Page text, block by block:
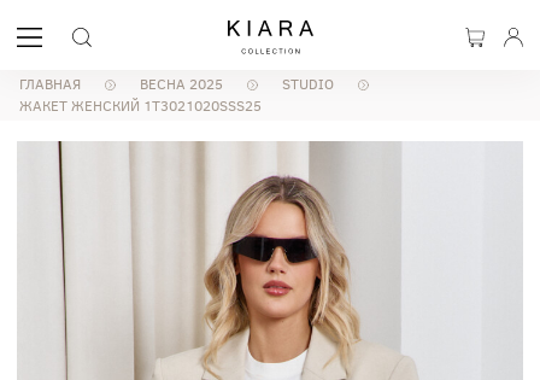
ГЛАВНАЯ ВЕСНА 2025
STUDIO
ЖАКЕТ ЖЕНСКИЙ 1T3021020SSS25